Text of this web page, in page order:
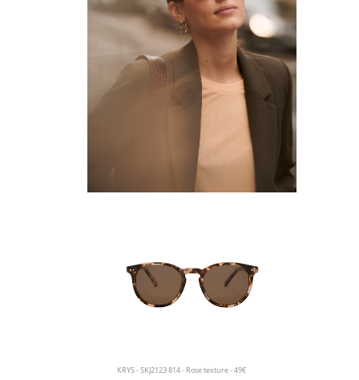
KRYS - SKJ2123 814 - Rose texture - 49€